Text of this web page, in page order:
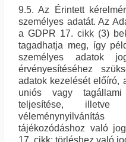
9.5. Az Érintett
személyes adatát. Az
a GDPR 17. cikk (3)
tagadhatja meg, így
személyes adatok
érvényesítéséhez
adatok kezelését előíró,
uniós vagy
teljesítése,
tájékozódáshoz való